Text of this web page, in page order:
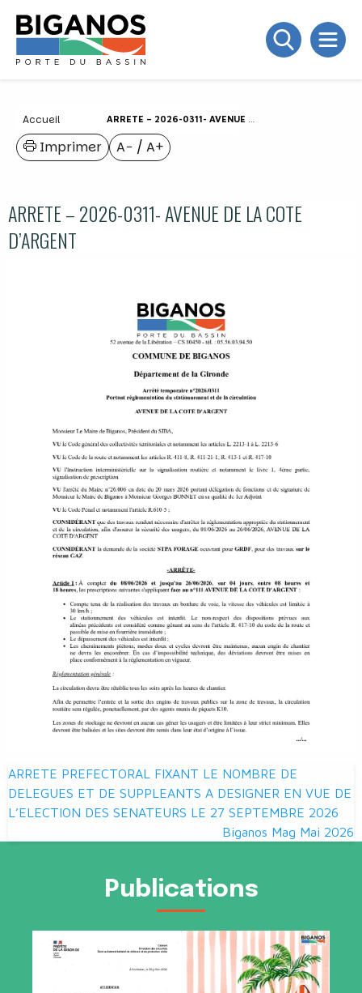
Accueil ARRETE – 2026-0311- AVENUE DE LA COTE D’ARGENT
A− / A+
Imprimer
ARRETE – 2026-0311- AVENUE DE LA COTE
D’ARGENT
Navigation
de
l’article
ARRETE PREFECTORAL FIXANT LE NOMBRE DE
DELEGUES ET DE SUPPLEANTS A DESIGNER EN VUE DE
L’ELECTION DES SENATEURS LE 27 SEPTEMBRE 2026
Biganos Mag Mai 2026
Publications